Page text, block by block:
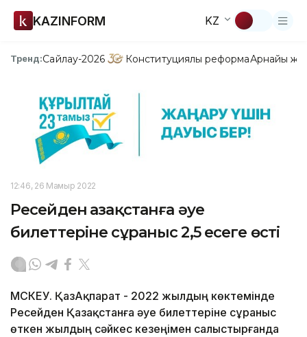
KAZINFORM KZ
Тренд:Сайлау-2026 Конституциялық реформаАрнайы
12:46, 26 Мамыр 2022
Ресейден Қазақстанға әуе
билеттеріне сұраныс 2,5 есеге өсті
МӘСКЕУ. ҚазАқпарат - 2022 жылдың көктемінде
Ресейден Қазақстанға әуе билеттеріне сұраныс
өткен жылдың сәйкес кезеңімен салыстырғанда